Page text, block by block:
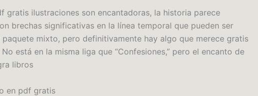
gratis ilustraciones son encantadoras, la historia parece
brechas significativas en la línea temporal que pueden ser
paquete mixto, pero definitivamente hay algo que merece gratis
está en la misma liga que “Confesiones,” pero el encanto de
libros
en pdf gratis